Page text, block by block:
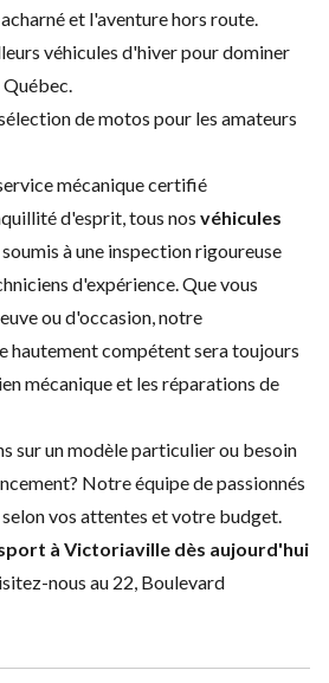
et l'aventure hors route.
véhicules d'hiver pour dominer
Québec.
de motos pour les amateurs
mécanique certifié
d'esprit, tous nos véhicules
à une inspection rigoureuse
d'expérience. Que vous
ou d'occasion, notre
hautement compétent sera toujours
mécanique et les réparations de
sur un modèle particulier ou besoin
? Notre équipe de passionnés
vos attentes et votre budget.
à Victoriaville dès aujourd'hui
nous au 22, Boulevard